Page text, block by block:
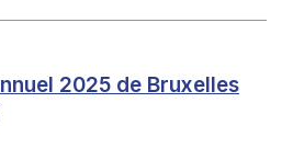
2025 de Bruxelles